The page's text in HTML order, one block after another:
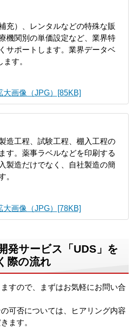
充）、レンタルなどの特殊な販
機関別の単価設定など、業界特
サポートします。業界データベ
す。
大画像（JPG）[85KB]
造工程、試験工程、棚入工程の
す。薬事ラベルなどを印刷する
製造だけでなく、自社製造の簡
。
大画像（JPG）[78KB]
発サービス「UDS」を
際の流れ
すので、まずはお気軽にお問い合
可否については、ヒアリング内容
ます。